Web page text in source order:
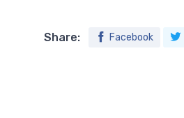
Share: Facebook